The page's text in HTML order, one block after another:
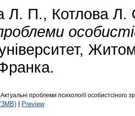
Л. П., Котлова Л.
проблеми психології особистсіного
| Preview